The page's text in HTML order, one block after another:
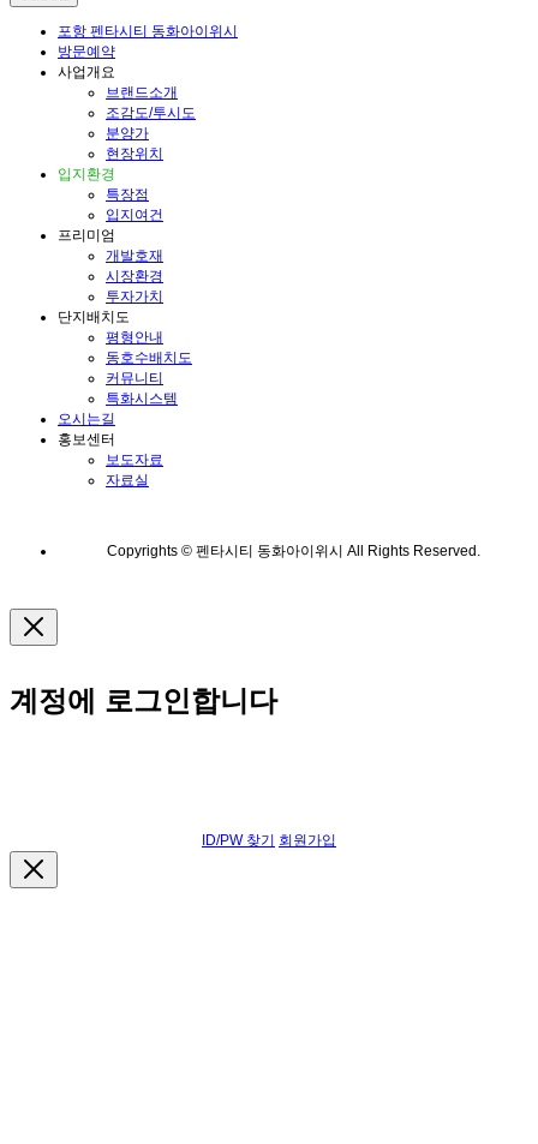
포항 펜타시티 동화아이위시
방문예약
사업개요
브랜드소개
조감도/투시도
분양가
현장위치
입지환경
특장점
입지여건
프리미엄
개발호재
시장환경
투자가치
단지배치도
평형안내
동호수배치도
커뮤니티
특화시스템
오시는길
홍보센터
보도자료
자료실
Copyrights © 펜타시티 동화아이위시 All Rights Reserved.
계정에 로그인합니다
ID/PW 찾기 회원가입